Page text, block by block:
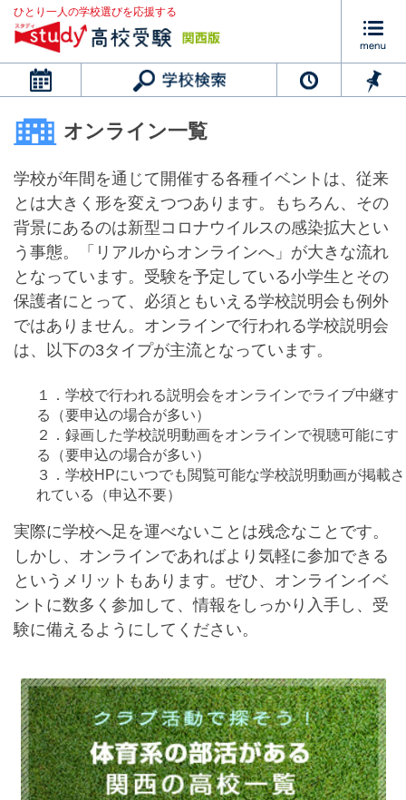
ひとり一人の学校選びを応援する
カレンダー
最近見た学校
ブックマークした学校
ブックマークした学校はありません
オンライン一覧
学校が年間を通じて開催する各種イベントは、従来
とは大きく形を変えつつあります。もちろん、その
背景にあるのは新型コロナウイルスの感染拡大とい
う事態。「リアルからオンラインへ」が大きな流れ
となっています。受験を予定している小学生とその
保護者にとって、必須ともいえる学校説明会も例外
ではありません。オンラインで行われる学校説明会
は、以下の3タイプが主流となっています。
１．学校で行われる説明会をオンラインでライブ中継す
る（要申込の場合が多い）
２．録画した学校説明動画をオンラインで視聴可能にす
る（要申込の場合が多い）
３．学校HPにいつでも閲覧可能な学校説明動画が掲載さ
れている（申込不要）
実際に学校へ足を運べないことは残念なことです。
しかし、オンラインであればより気軽に参加できる
というメリットもあります。ぜひ、オンラインイベ
ントに数多く参加して、情報をしっかり入手し、受
験に備えるようにしてください。